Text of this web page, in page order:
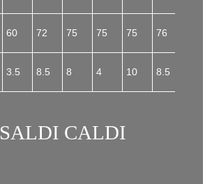
60 72 75 75 75 76
3.5 8.5 8 4 10 8.5
SALDI CALDI